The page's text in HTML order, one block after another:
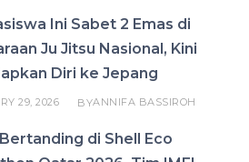
Ini Sabet 2 Emas di
Ju Jitsu Nasional, Kini
Diri ke Jepang
29, 2026 BYANNIFA BASSIROH
di Shell Eco